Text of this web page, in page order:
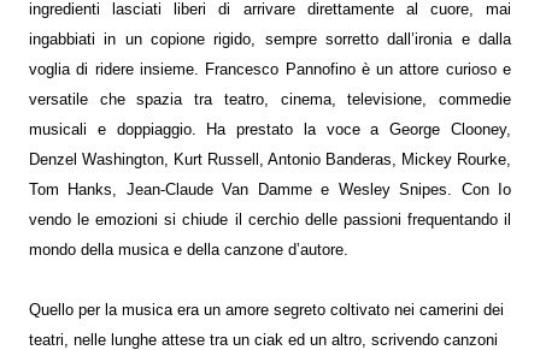
ingredienti lasciati liberi di arrivare direttamente al cuore, mai
ingabbiati in un copione rigido, sempre sorretto dall’ironia e dalla
voglia di ridere insieme. Francesco Pannofino è un attore curioso e
versatile che spazia tra teatro, cinema, televisione, commedie
musicali e doppiaggio. Ha prestato la voce a George Clooney,
Denzel Washington, Kurt Russell, Antonio Banderas, Mickey Rourke,
Tom Hanks, Jean-Claude Van Damme e Wesley Snipes. Con Io
vendo le emozioni si chiude il cerchio delle passioni frequentando il
mondo della musica e della canzone d’autore.
Quello per la musica era un amore segreto coltivato nei camerini dei
teatri, nelle lunghe attese tra un ciak ed un altro, scrivendo canzoni